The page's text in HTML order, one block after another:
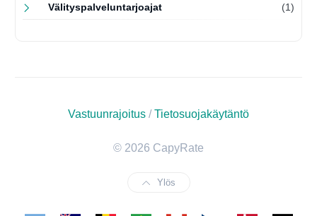
Välityspalveluntarjoajat (1)
Vastuunrajoitus /Tietosuojakäytäntö
© 2026 CapyRate
Ylös